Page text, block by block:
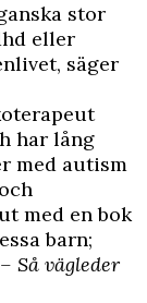
stor
eller
säger
har lång
med autism
med en bok
barn;
Så vägleder